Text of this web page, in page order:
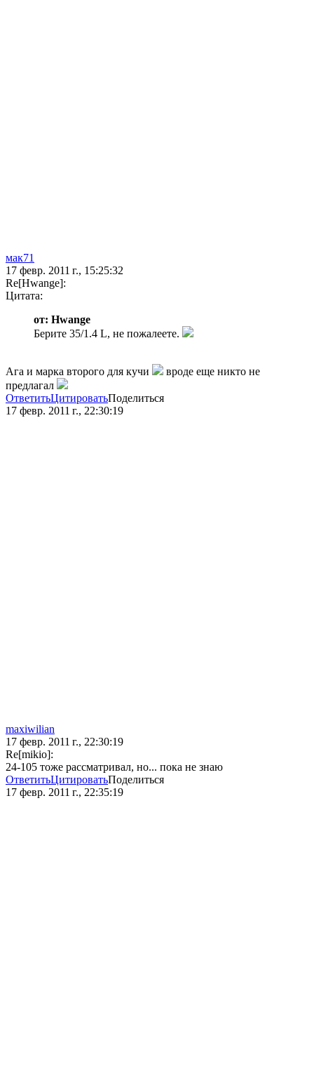
мак71
17 февр. 2011 г., 15:25:32
Re[Hwange]:
Цитата:
от: Hwange
Берите 35/1.4 L, не пожалеете.
Ага и марка второго для кучи
вроде еще никто не
предлагал
ОтветитьЦитироватьПоделиться
17 февр. 2011 г., 22:30:19
maxiwilian
17 февр. 2011 г., 22:30:19
Re[mikio]:
24-105 тоже рассматривал, но... пока не знаю
ОтветитьЦитироватьПоделиться
17 февр. 2011 г., 22:35:19